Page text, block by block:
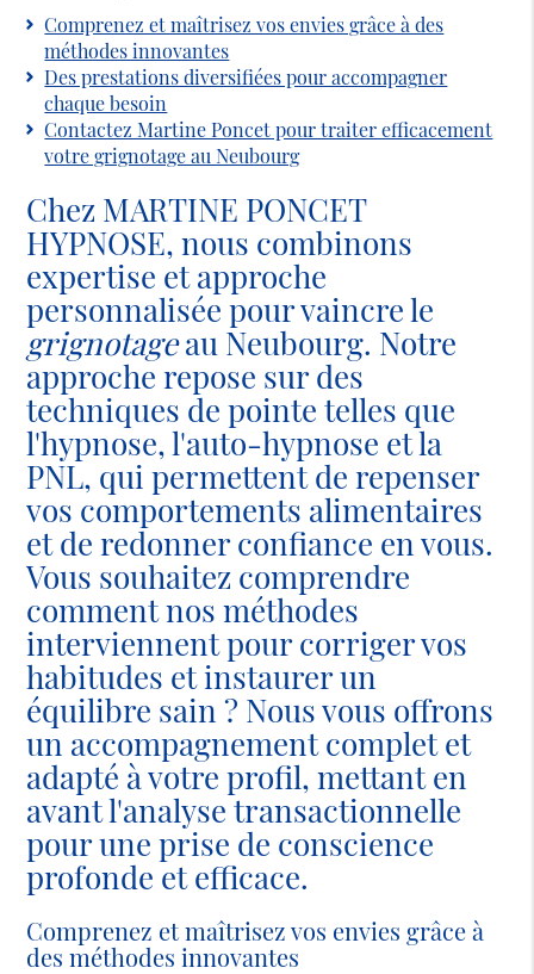
Comprenez et maîtrisez vos envies grâce à des
méthodes innovantes
Des prestations diversifiées pour accompagner
chaque besoin
Contactez Martine Poncet pour traiter efficacement
votre grignotage au Neubourg
Chez MARTINE PONCET
HYPNOSE, nous combinons
expertise et approche
personnalisée pour vaincre le
grignotageau Neubourg. Notre
approche repose sur des
techniques de pointe telles que
l'hypnose, l'auto-hypnose et la
PNL, qui permettent de repenser
vos comportements alimentaires
et de redonner confiance en vous.
Vous souhaitez comprendre
comment nos méthodes
interviennent pour corriger vos
habitudes et instaurer un
équilibre sain ? Nous vous offrons
un accompagnement complet et
adapté à votre profil, mettant en
avant l'analyse transactionnelle
pour une prise de conscience
profonde et efficace.
Comprenez et maîtrisez vos envies grâce à
des méthodes innovantes